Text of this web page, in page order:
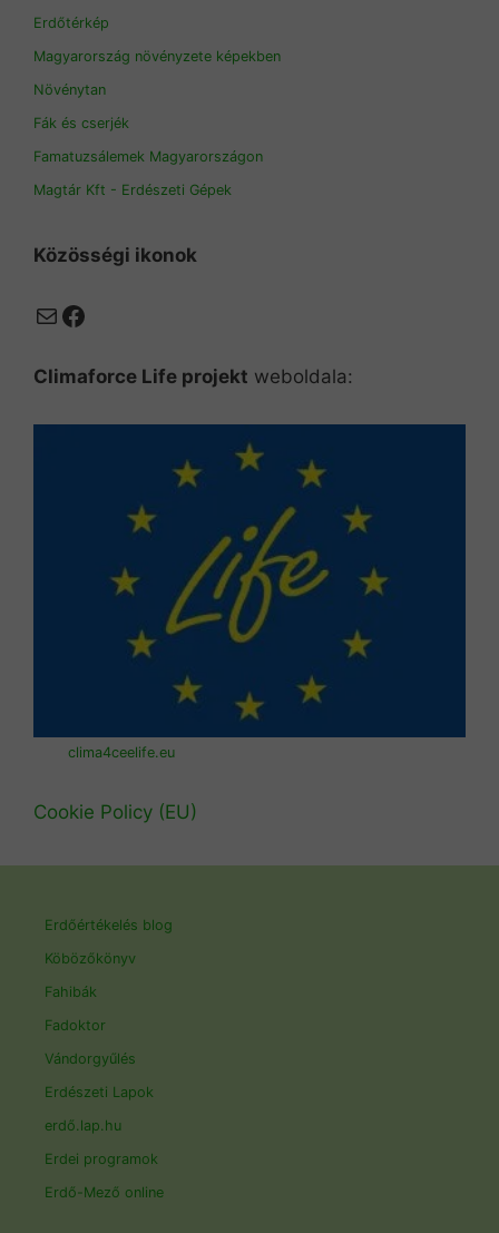
Erdőtérkép
Magyarország növényzete képekben
Növénytan
Fák és cserjék
Famatuzsálemek Magyarországon
Magtár Kft - Erdészeti Gépek
Közösségi ikonok
MailFacebook
Climaforce Life projekt weboldala:
clima4ceelife.eu
Cookie Policy (EU)
Erdőértékelés blog
Köbözőkönyv
Fahibák
Fadoktor
Vándorgyűlés
Erdészeti Lapok
erdő.lap.hu
Erdei programok
Erdő-Mező online